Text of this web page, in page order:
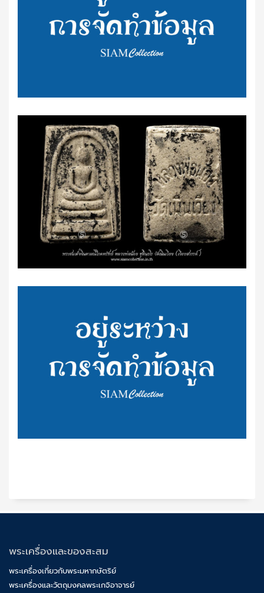
พระเครื่องและของสะสม
พระเครื่องเกี่ยวกับพระมหากษัตริย์
พระเครื่องและวัตถุมงคลพระเกจิอาจารย์